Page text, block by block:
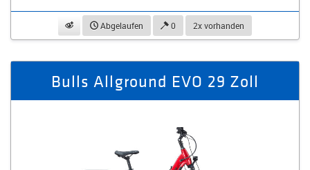
beobachtenAbgelaufen 0 2x vorhanden
Bulls Allground EVO 29 Zoll